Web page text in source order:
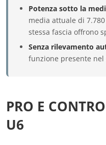
Potenza sotto la
media attuale di
stessa fascia offrono
Senza rilevamento
funzione presente
PRO E
U6